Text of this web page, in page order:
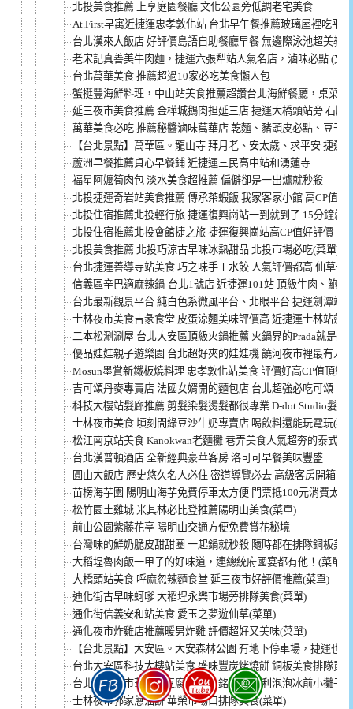
北投美食推薦 上享庭園餐廳 文化公園旁低調老宅美食
At.First早寓近捷運忠孝敦化站 台北早午餐推薦玻璃屋裡吃平
台北漢來大飯店 好評價島語自助餐廳早餐 無邊際泳池超美教
老宋記真善美牛肉麵，捷運六張犁站人氣名店，滷味必點 (文
台北萬華美食 推薦超過10家必吃美食懶人包
蟹挺豐海鮮料理，中山站美食推薦超讚台北海鮮餐廳，桌菜超
延三夜市美食推薦 金樺城鵝肉担延三店 捷運大橋頭站旁 石牌
萬華美食必吃 推薦秘醬滷味萬華店 乾麵、豬頭皮必點、豆干
【台北景點】萬華區。龍山寺 拜月老、安太歲、求平安 捷運
蘆洲早餐推薦貞心早餐鋪 近捷運三民高中站和湧蓮寺
福星阿嬤筍肉包 淡水美食超推薦 偏僻卻是一出爐就秒殺
北投捷運奇岩站美食推薦 傳承茶蝦飯 我家客家小館 高CP值聚
北投住宿推薦北投輕行旅 捷運復興崗站一到就到了 15分鐘就
北投住宿推薦北投會館捷之旅 捷運復興崗站高CP值好評價
北投美食推薦 北投巧涼古早味冰熱甜品 北投市場必吃(菜單)
台北捷運善導寺站美食 巧之味手工水餃 人氣評價都高 仙草也
信義區辛巴適麻辣鍋-台北1號店 近捷運101站 頂級牛肉、鮑
台北最新觀景平台 純白色系微風平台、北眼平台 捷運劍潭站
士林夜市美食吉彖食堂 皮蛋涼麵美味評價高 近捷運士林站劍
二本松涮涮屋 台北大安區頂級火鍋推薦 火鍋界的Prada就是這
優品娃娃親子遊樂園 台北超好夾的娃娃機 饒河夜市裡最有人
Mosun墨賞新鐵板燒料理 忠孝敦化站美食 評價好高CP值頂級
吉可頌丹麥專賣店 法國女婿開的麵包店 台北超強必吃可頌
科技大樓站髮廊推薦 剪髮染髮燙髮都很專業 D-dot Studio髮廊
士林夜市美食 頃刻間綠豆沙牛奶專賣店 喝飲料還能玩電玩(菜
松江南京站美食 Kanokwan老麵攤 巷弄美食人氣超夯的泰式料
台北漢普頓酒店 全新經典豪華客房 洛可可早餐美味豐盛
圓山大飯店 歷史悠久名人必住 密道導覽必去 高級客房開箱
苗榜海芋園 陽明山海芋免費停車太方便 門票抵100元消費太佛
松竹園土雞城 米其林必比登推薦陽明山美食(菜單)
前山公園紫藤花亭 陽明山交通方便免費賞花秘境
台灣味的鮮奶脆皮甜甜圈 一起鍋就秒殺 隨時都在排隊銅板美
大稻埕魯肉飯一甲子的好味道，連總統府國宴都有他！(菜單)
大橋頭站美食 呼麻忽辣麵食堂 延三夜市好評價推薦(菜單)
迪化街古早味蚵嗲 大稻埕永樂市場旁排隊美食(菜單)
通化街信義安和站美食 愛玉之夢遊仙草(菜單)
通化夜市炸雞店推薦暖男炸雞 評價超好又美味(菜單)
【台北景點】大安區。大安森林公園 有地下停車場，捷運也
台北大安區科技大樓站美食 盛味豐炭烤燒餅 銅板美食排隊買(
台北士林夜市華榮臭豆腐 連郭台銘都愛 以利泡泡冰前小攤子(
士林夜市郭家蔥油餅 華榮市場口排隊美食(菜單)